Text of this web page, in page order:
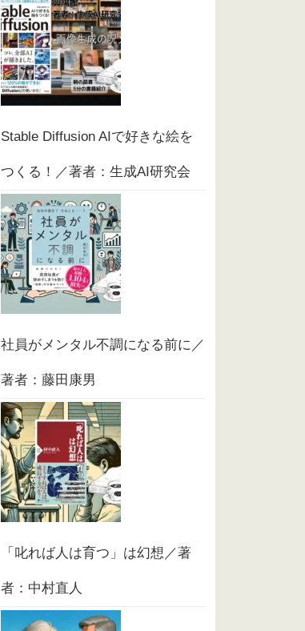
Stable Diffusion AIで好きな絵を
つくる！／著者：生成AI研究会
社員がメンタル不調になる前に／
著者：藤田康男
「叱れば人は育つ」は幻想／著
者：中村直人